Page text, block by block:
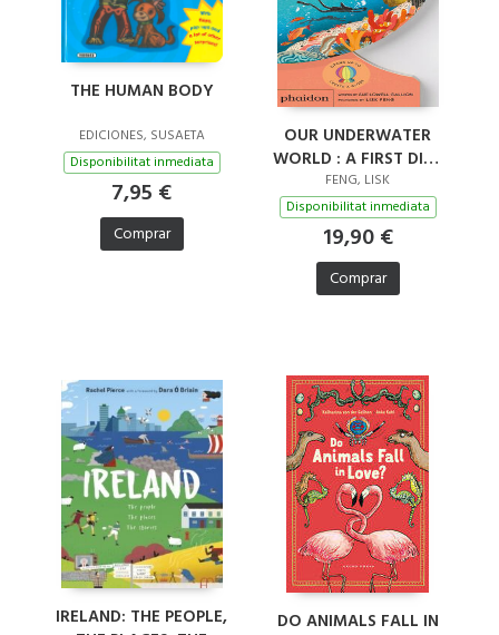
THE HUMAN BODY
EDICIONES, SUSAETA
Disponibilitat inmediata
7,95 €
Comprar
OUR UNDERWATER
WORLD : A FIRST DIVE
INTO OCEANS, LAKES,
AND RIVERS
FENG, LISK
Disponibilitat inmediata
19,90 €
Comprar
IRELAND: THE PEOPLE,
DO ANIMALS FALL IN